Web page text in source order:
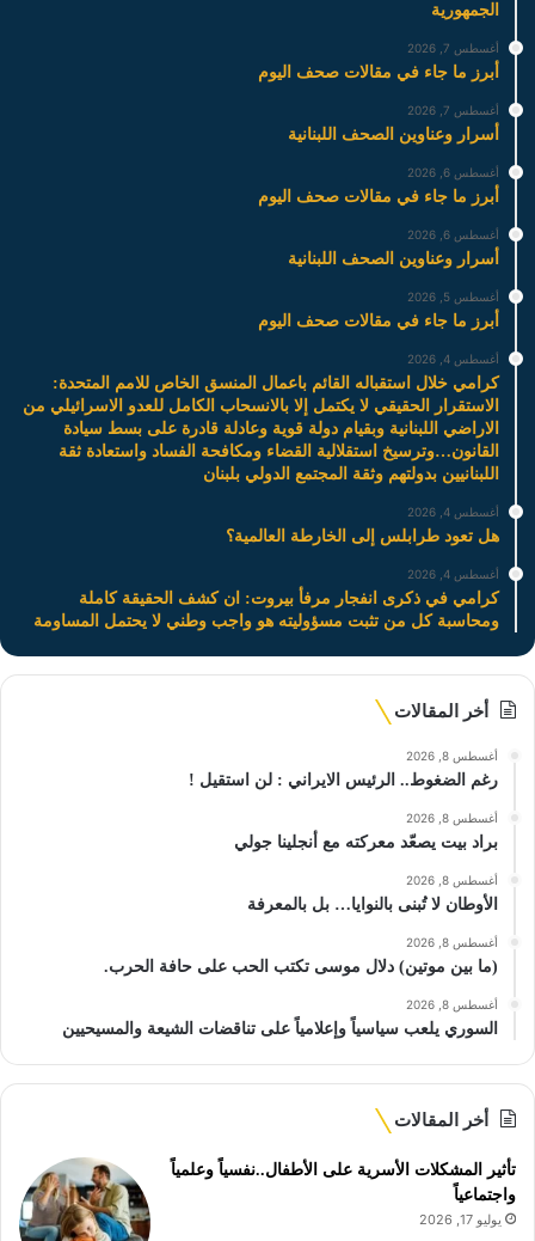
الجمهورية
أغسطس 7, 2026
أبرز ما جاء في مقالات صحف اليوم
أغسطس 7, 2026
أسرار وعناوين الصحف اللبنانية
أغسطس 6, 2026
أبرز ما جاء في مقالات صحف اليوم
أغسطس 6, 2026
أسرار وعناوين الصحف اللبنانية
أغسطس 5, 2026
أبرز ما جاء في مقالات صحف اليوم
أغسطس 4, 2026
كرامي خلال استقباله القائم باعمال المنسق الخاص للامم المتحدة:
الاستقرار الحقيقي لا يكتمل إلا بالانسحاب الكامل للعدو الاسرائيلي من
الاراضي اللبنانية وبقيام دولة قوية وعادلة قادرة على بسط سيادة
القانون…وترسيخ استقلالية القضاء ومكافحة الفساد واستعادة ثقة
اللبنانيين بدولتهم وثقة المجتمع الدولي بلبنان
أغسطس 4, 2026
هل تعود طرابلس إلى الخارطة العالمية؟
أغسطس 4, 2026
كرامي في ذكرى انفجار مرفأ بيروت: ان كشف الحقيقة كاملة
ومحاسبة كل من تثبت مسؤوليته هو واجب وطني لا يحتمل المساومة
أخر المقالات
أغسطس 8, 2026
رغم الضغوط.. الرئيس الايراني : لن استقيل !
أغسطس 8, 2026
براد بيت يصعّد معركته مع أنجلينا جولي
أغسطس 8, 2026
الأوطان لا تُبنى بالنوايا… بل بالمعرفة
أغسطس 8, 2026
(ما بين موتين) دلال موسى تكتب الحب على حافة الحرب.
أغسطس 8, 2026
السوري يلعب سياسياً وإعلامياً على تناقضات الشيعة والمسيحيين
أخر المقالات
تأثير المشكلات الأسرية على الأطفال..نفسياً وعلمياً
واجتماعياً
يوليو 17, 2026